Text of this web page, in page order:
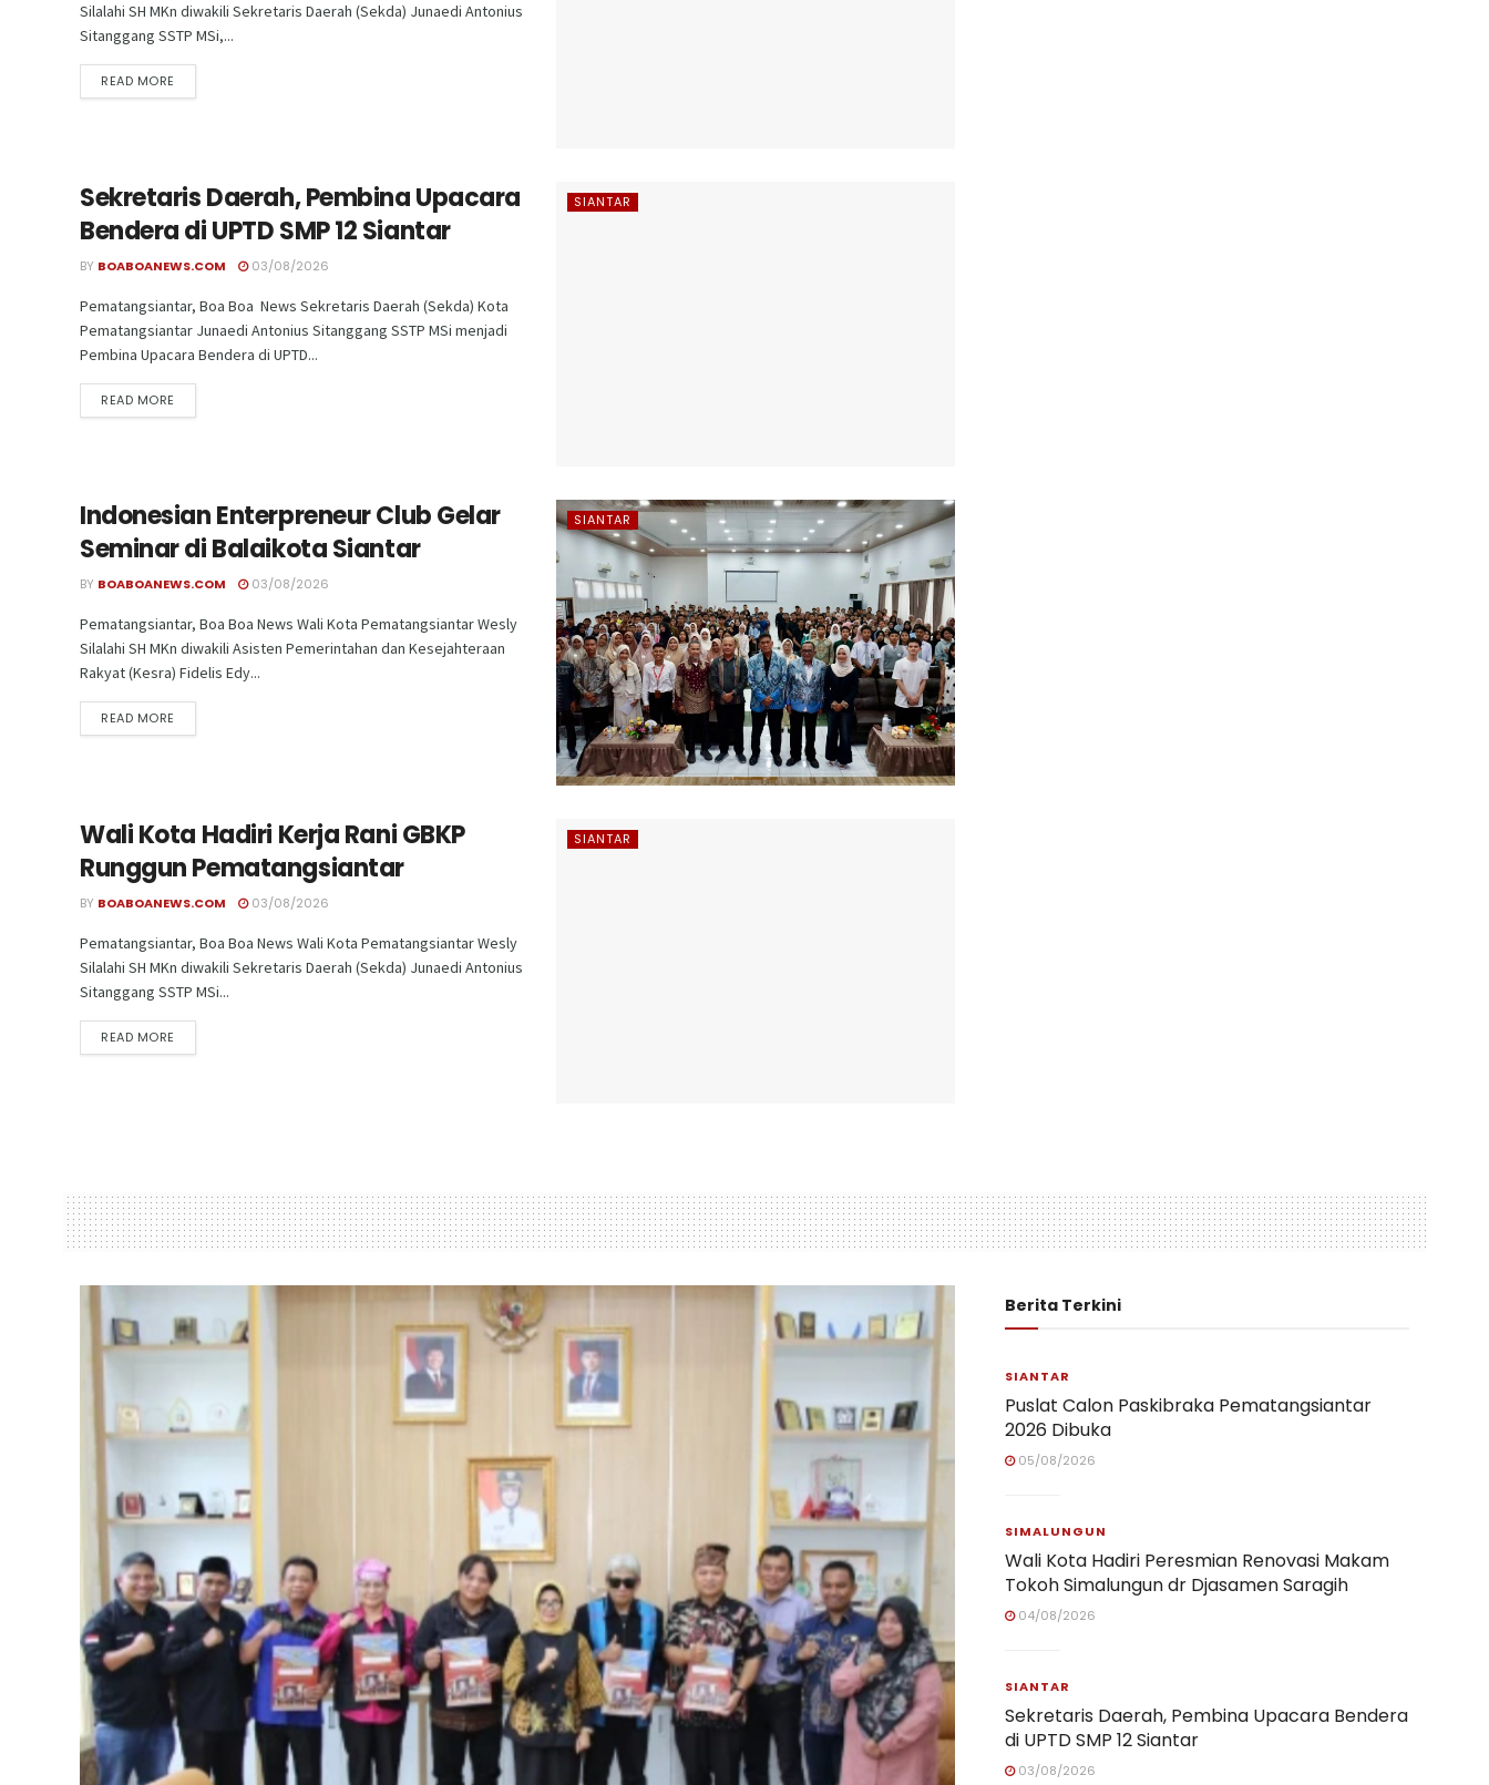
Silalahi SH MKn diwakili Sekretaris Daerah (Sekda) Junaedi Antonius
Sitanggang SSTP MSi,...
READ MORE
SIANTAR
Sekretaris Daerah, Pembina Upacara
Bendera di UPTD SMP 12 Siantar
BY BOABOANEWS.COM 03/08/2026
Pematangsiantar, Boa Boa News Sekretaris Daerah (Sekda) Kota
Pematangsiantar Junaedi Antonius Sitanggang SSTP MSi menjadi
Pembina Upacara Bendera di UPTD...
READ MORE
SIANTAR
Indonesian Enterpreneur Club Gelar
Seminar di Balaikota Siantar
BY BOABOANEWS.COM 03/08/2026
Pematangsiantar, Boa Boa News Wali Kota Pematangsiantar Wesly
Silalahi SH MKn diwakili Asisten Pemerintahan dan Kesejahteraan
Rakyat (Kesra) Fidelis Edy...
READ MORE
SIANTAR
Wali Kota Hadiri Kerja Rani GBKP
Runggun Pematangsiantar
BY BOABOANEWS.COM 03/08/2026
Pematangsiantar, Boa Boa News Wali Kota Pematangsiantar Wesly
Silalahi SH MKn diwakili Sekretaris Daerah (Sekda) Junaedi Antonius
Sitanggang SSTP MSi...
READ MORE
Berita Terkini
SIANTAR
Puslat Calon Paskibraka Pematangsiantar
2026 Dibuka
05/08/2026
SIMALUNGUN
Wali Kota Hadiri Peresmian Renovasi Makam
Tokoh Simalungun dr Djasamen Saragih
04/08/2026
SIANTAR
Sekretaris Daerah, Pembina Upacara Bendera
di UPTD SMP 12 Siantar
03/08/2026